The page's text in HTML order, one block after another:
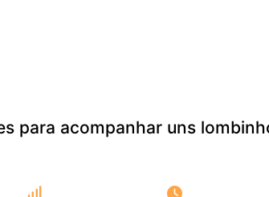
para acompanhar uns